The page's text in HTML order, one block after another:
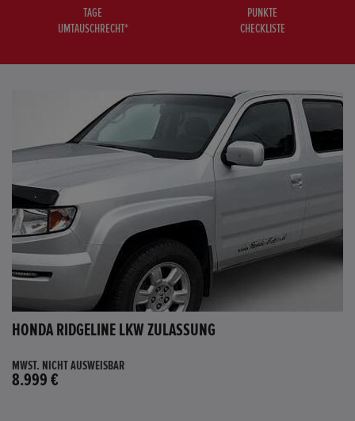
TAGE
UMTAUSCHRECHT*
PUNKTE
CHECKLISTE
HONDA RIDGELINE LKW ZULASSUNG
MWST. NICHT AUSWEISBAR
8.999 €